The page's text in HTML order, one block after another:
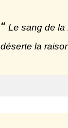
Le sang de la
déserte la